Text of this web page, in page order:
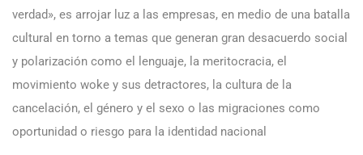
verdad», es arrojar luz a las empresas, en medio de una batalla
cultural en torno a temas que generan gran desacuerdo social
y polarización como el lenguaje, la meritocracia, el
movimiento woke y sus detractores, la cultura de la
cancelación, el género y el sexo o las migraciones como
oportunidad o riesgo para la identidad nacional